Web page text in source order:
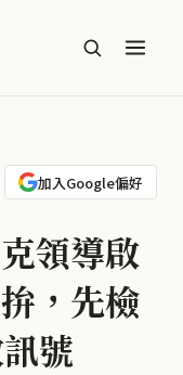
加入Google偏好
領導啟
，先檢
號